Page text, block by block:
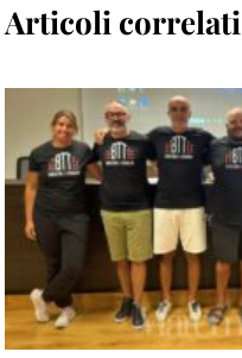
Articoli correlati